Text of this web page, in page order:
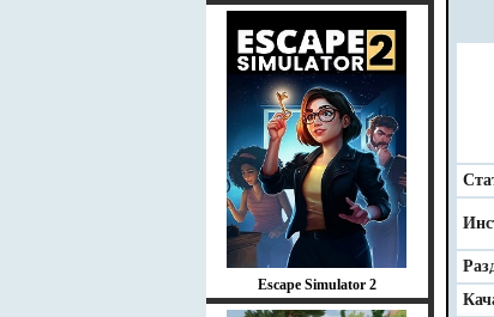
Escape Simulator 2